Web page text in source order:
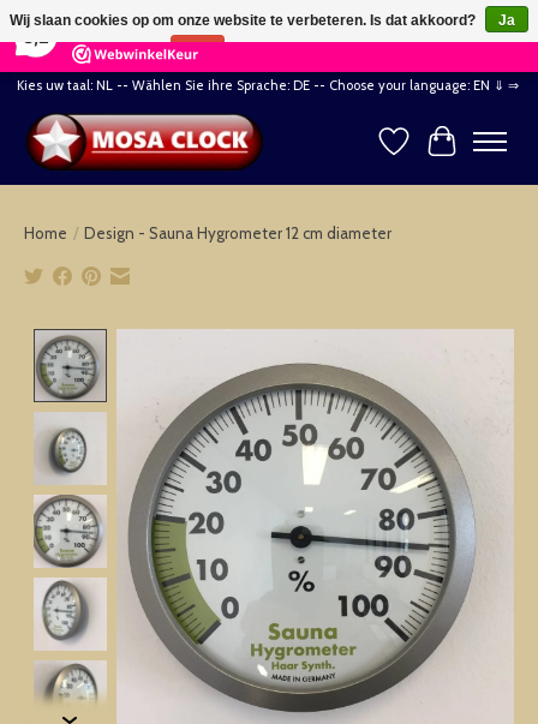
164 Reviews ×
Kies uw taal: NL -- Wählen Sie ihre Sprache: DE -- Choose your language: EN ⇓ ⇒
Verlanglijst
Home / Design - Sauna Hygrometer 12 cm diameter
Wij slaan cookies op om onze website te verbeteren. Is dat akkoord?
Ja
Nee